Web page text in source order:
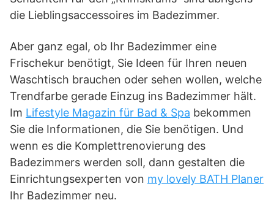
die Lieblingsaccessoires im Badezimmer.
Aber ganz egal, ob Ihr Badezimmer eine
Frischekur benötigt, Sie Ideen für Ihren neuen
Waschtisch brauchen oder sehen wollen, welche
Trendfarbe gerade Einzug ins Badezimmer hält.
Im Lifestyle Magazin für Bad & Spa bekommen
Sie die Informationen, die Sie benötigen. Und
wenn es die Komplettrenovierung des
Badezimmers werden soll, dann gestalten die
Einrichtungsexperten von my lovely BATH Planer
Ihr Badezimmer neu.